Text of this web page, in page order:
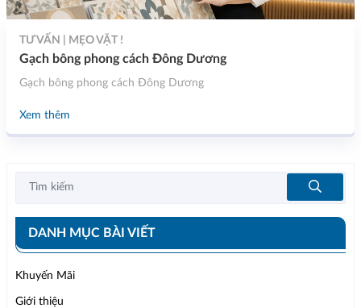
TƯ VẤN | MẸO VẶT !
Gạch bông phong cách Đông Dương
Gạch bông phong cách Đông Dương
Xem thêm
DANH MỤC BÀI VIẾT
Khuyến Mãi
Giới thiệu